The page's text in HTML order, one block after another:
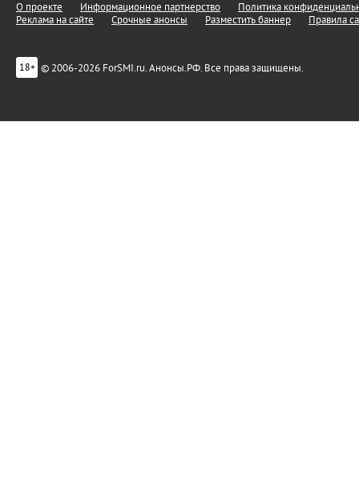
О проекте Информационное партнерство
Политика
Реклама на сайте
Срочные анонсы Разместить баннер Правила
18+ © 2006-2026 ForSMI.ru. Анонсы.РФ. Все права защищены.